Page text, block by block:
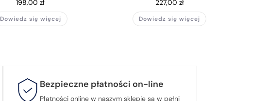
198,00zł
Dowiedz się więcej
227,00 zł
Dowiedz się więcej
Bezpieczne płatności on-line
Płatności online w naszym sklepie są w pełni